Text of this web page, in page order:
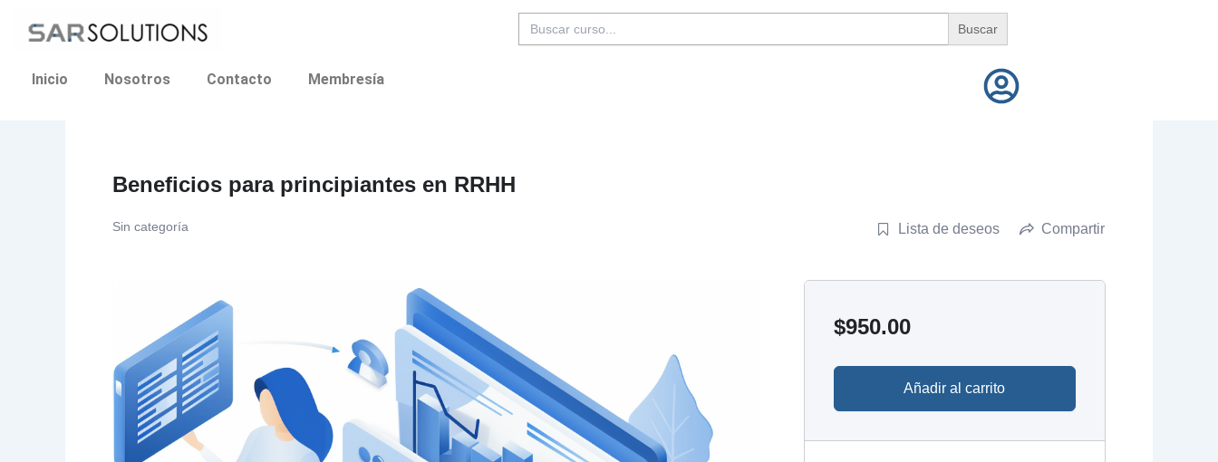
Buscar:
Inicio Nosotros Contacto Membresía
Beneficios para principiantes en RRHH
Sin categoría Lista de deseos Compartir
$950.00
Añadir al carrito